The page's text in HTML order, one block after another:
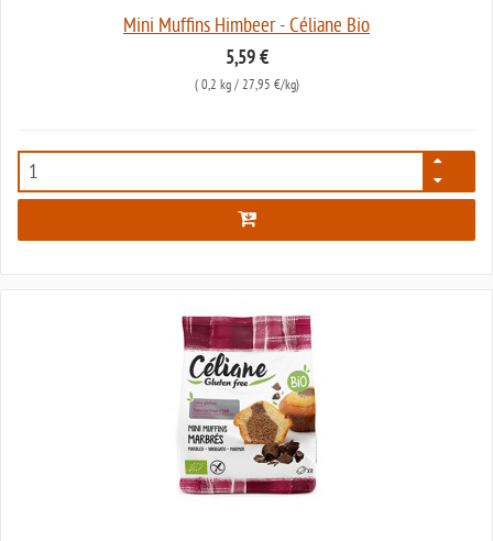
Mini Muffins Himbeer - Céliane Bio
5,59 €
( 0,2 kg/ 27,95 €/kg)
5016